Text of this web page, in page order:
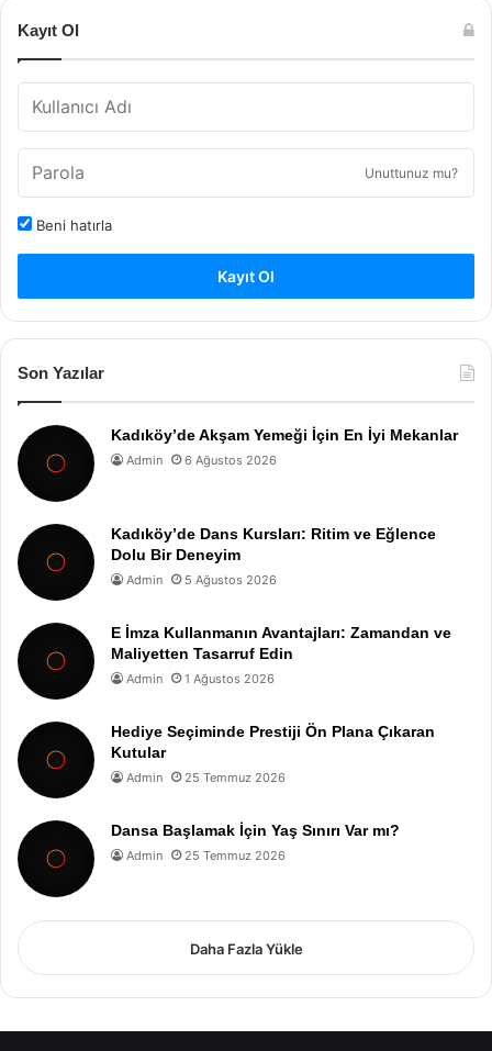
Kayıt Ol
Unuttunuz mu?
Beni hatırla
Kayıt Ol
Son Yazılar
Kadıköy’de Akşam Yemeği İçin En İyi Mekanlar
Admin 6 Ağustos 2026
Kadıköy’de Dans Kursları: Ritim ve Eğlence
Dolu Bir Deneyim
Admin 5 Ağustos 2026
E İmza Kullanmanın Avantajları: Zamandan ve
Maliyetten Tasarruf Edin
Admin 1 Ağustos 2026
Hediye Seçiminde Prestiji Ön Plana Çıkaran
Kutular
Admin 25 Temmuz 2026
Dansa Başlamak İçin Yaş Sınırı Var mı?
Admin 25 Temmuz 2026
Daha Fazla Yükle